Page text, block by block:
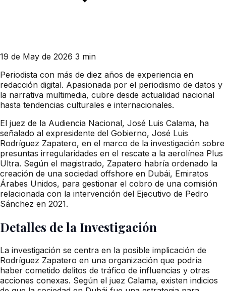
19 de May de 2026 3 min
Periodista con más de diez años de experiencia en
redacción digital. Apasionada por el periodismo de datos y
la narrativa multimedia, cubre desde actualidad nacional
hasta tendencias culturales e internacionales.
El juez de la Audiencia Nacional, José Luis Calama, ha
señalado al expresidente del Gobierno, José Luis
Rodríguez Zapatero, en el marco de la investigación sobre
presuntas irregularidades en el rescate a la aerolínea Plus
Ultra. Según el magistrado, Zapatero habría ordenado la
creación de una sociedad offshore en Dubái, Emiratos
Árabes Unidos, para gestionar el cobro de una comisión
relacionada con la intervención del Ejecutivo de Pedro
Sánchez en 2021.
Detalles de la Investigación
La investigación se centra en la posible implicación de
Rodríguez Zapatero en una organización que podría
haber cometido delitos de tráfico de influencias y otras
acciones conexas. Según el juez Calama, existen indicios